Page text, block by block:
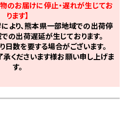
のお届けに停止・遅れが生じてお
ります】
より、熊本県一部地域での出荷停
の出荷遅延が生じております。
日数を要する場合がございます。
承くださいます様お願い申し上げま
す。